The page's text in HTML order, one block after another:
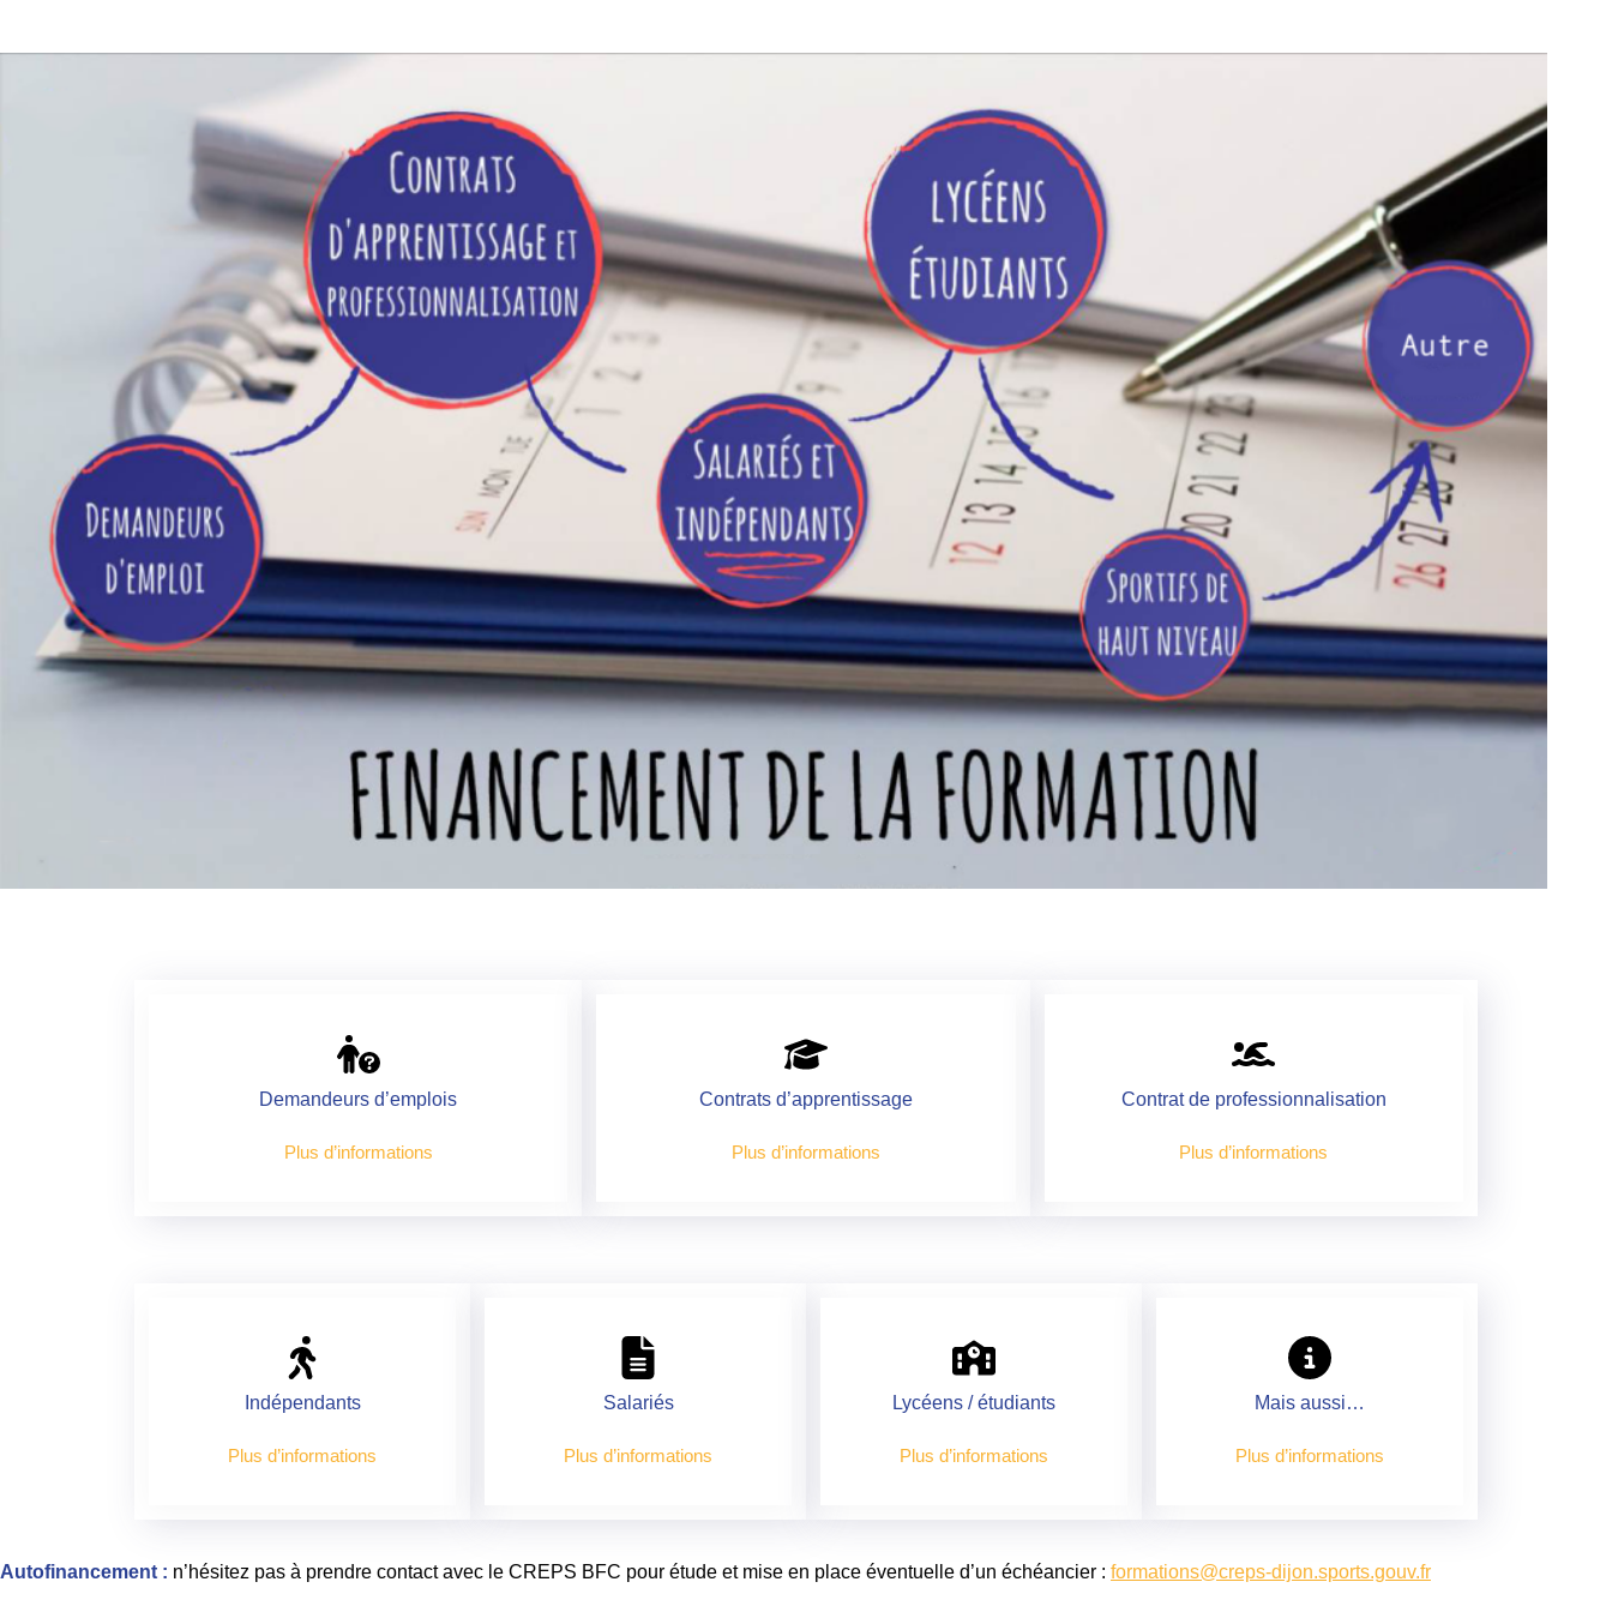
Demandeurs d’emplois
Plus d’informations
Contrats d’apprentissage
Plus d’informations
Contrat de professionnalisation
Plus d’informations
Indépendants
Plus d’informations
Salariés
Plus d’informations
Lycéens / étudiants
Plus d’informations
Mais aussi…
Plus d’informations
Autofinancement : n’hésitez pas à prendre contact avec le CREPS BFC pour étude et mise en place éventuelle d’un échéancier : formations@creps-dijon.sports.gouv.fr